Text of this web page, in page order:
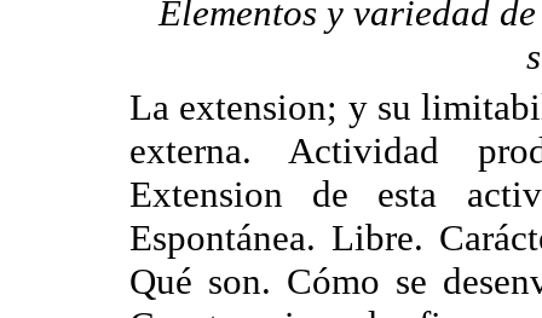
Elementos y variedad
La extension; y su
externa. Actividad
Extension de esta
Espontánea. Libre.
Qué son. Cómo se